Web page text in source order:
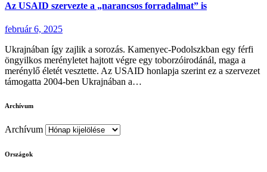
Az USAID szervezte a „narancsos forradalmat” is
február 6, 2025
Ukrajnában így zajlik a sorozás. Kamenyec-Podolszkban egy férfi
öngyilkos merényletet hajtott végre egy toborzóirodánál, maga a
merénylő életét vesztette. Az USAID honlapja szerint ez a szervezet
támogatta 2004-ben Ukrajnában a…
Archívum
Archívum
Országok